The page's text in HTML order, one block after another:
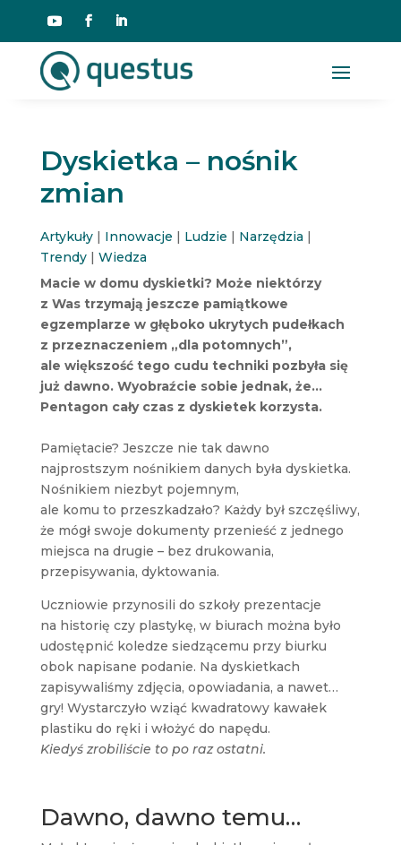
Dyskietka – nośnik
zmian
Artykuły| Innowacje | Ludzie | Narzędzia |
Trendy| Wiedza
Macie w domu dyskietki? Może niektórzy
z Was trzymają jeszcze pamiątkowe
egzemplarze w głęboko ukrytych pudełkach
z przeznaczeniem „dla potomnych”,
ale większość tego cudu techniki pozbyła się
już dawno. Wyobraźcie sobie jednak, że…
Pentagon cały czas z dyskietek korzysta.
Pamiętacie? Jeszcze nie tak dawno
najprostszym nośnikiem danych była dyskietka.
Nośnikiem niezbyt pojemnym,
ale komu to przeszkadzało? Każdy był szczęśliwy,
że mógł swoje dokumenty przenieść z jednego
miejsca na drugie – bez drukowania,
przepisywania, dyktowania.
Uczniowie przynosili do szkoły prezentacje
na historię czy plastykę, w biurach można było
udostępnić koledze siedzącemu przy biurku
obok napisane podanie. Na dyskietkach
zapisywaliśmy zdjęcia, opowiadania, a nawet…
gry! Wystarczyło wziąć kwadratowy kawałek
plastiku do ręki i włożyć do napędu.
Kiedyś zrobiliście to po raz ostatni.
Dawno, dawno temu…